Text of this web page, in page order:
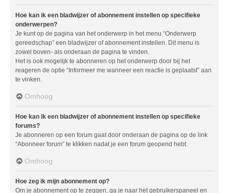
Hoe kan ik een bladwijzer of abonnement instellen op specifieke
onderwerpen?
Je kunt op de pagina van het onderwerp in het menu “Onderwerp
gereedschap” een bladwijzer of abonnement instellen. Dit menu is
zowel boven- als onderaan de pagina te vinden.
Het is ook mogelijk te abonneren op het onderwerp door bij het
reageren de optie “Informeer me wanneer een reactie is geplaatst” aan
te vinken.
Omhoog
Hoe kan ik een bladwijzer of abonnement instellen op specifieke
forums?
Je abonneren op een forum gaat door onderaan de pagina op de link
“Abonneer forum” te klikken nadat je een forum geopend hebt.
Omhoog
Hoe zeg ik mijn abonnement op?
Om je abonnement op te zeggen, ga je naar het gebruikerspaneel en